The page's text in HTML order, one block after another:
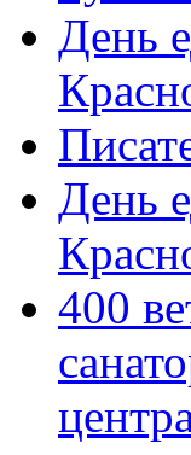
День
День
400